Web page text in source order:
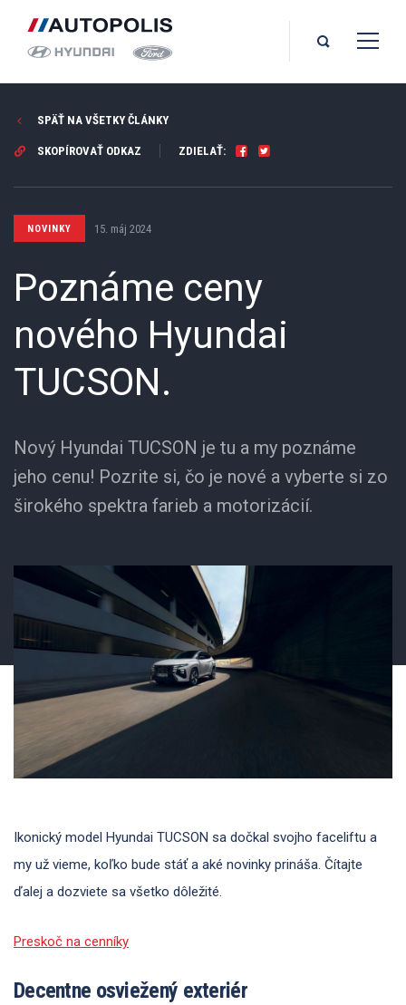
SPÄŤ NA VŠETKY ČLÁNKY
SKOPÍROVAŤ ODKAZ ZDIELAŤ:
NOVINKY 15. máj 2024
Poznáme ceny
nového Hyundai
TUCSON.
Nový Hyundai TUCSON je tu a my poznáme
jeho cenu! Pozrite si, čo je nové a vyberte si zo
širokého spektra farieb a motorizácií.
Ikonický model Hyundai TUCSON sa dočkal svojho faceliftu a
my už vieme, koľko bude stáť a aké novinky prináša. Čítajte
ďalej a dozviete sa všetko dôležité.
Preskoč na cenníky
Decentne osviežený exteriér